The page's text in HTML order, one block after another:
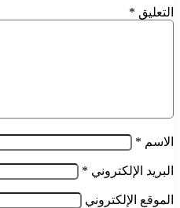
التعليق *
الاسم *
البريد الإلكتروني *
الموقع الإلكتروني